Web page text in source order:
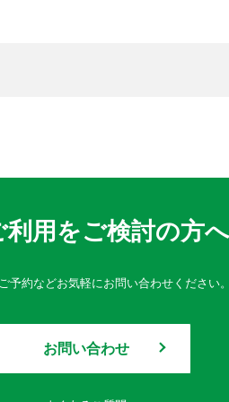
利用をご検討の方へ
予約などお気軽にお問い合わせください
お問い合わせ